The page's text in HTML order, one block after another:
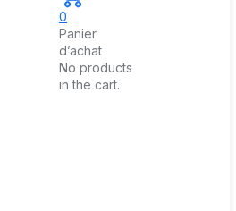
0
Panier
d’achat
No products
in the cart.